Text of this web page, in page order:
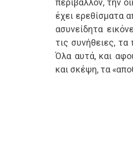
περιβάλλον, την
έχει ερεθίσματα
ασυνείδητα
τις συνήθειες,
Όλα αυτά, και
και σκέψη, τα